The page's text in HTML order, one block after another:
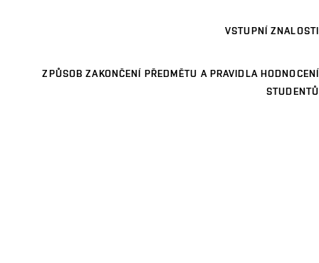
VSTUPNÍ ZNALOSTI
ZPŮSOB ZAKONČENÍ PŘEDMĚTU A PRAVIDLA HODNOCENÍ
STUDENTŮ